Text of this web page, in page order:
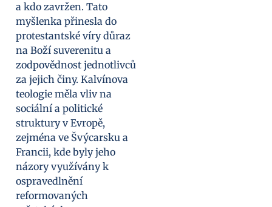
a kdo zavržen. Tato
myšlenka přinesla do
protestantské víry důraz
na Boží suverenitu a
zodpovědnost jednotlivců
za jejich činy. Kalvínova
teologie měla vliv na
sociální a politické
struktury v Evropě,
zejména ve Švýcarsku a
Francii, kde byly jeho
názory využívány k
ospravedlnění
reformovaných